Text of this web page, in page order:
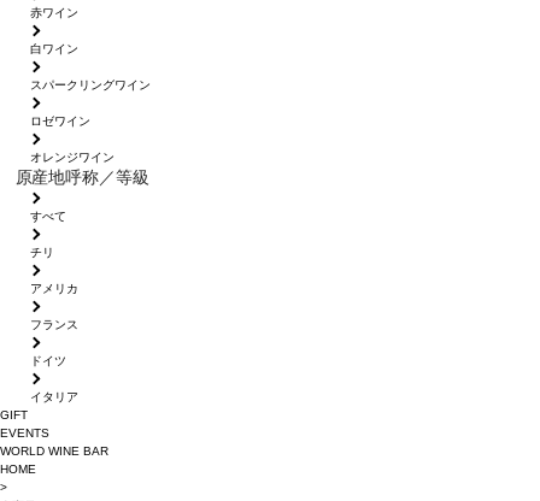
赤ワイン
白ワイン
スパークリングワイン
ロゼワイン
オレンジワイン
原産地呼称／等級
すべて
チリ
アメリカ
フランス
ドイツ
イタリア
GIFT
EVENTS
WORLD WINE BAR
HOME
>